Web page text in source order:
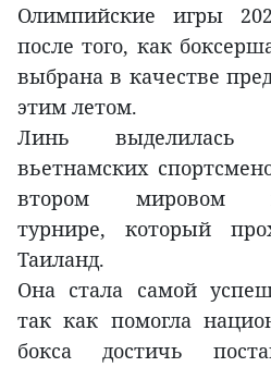
Олимпийские игры
после того, как
выбрана в качестве
этим летом.
Линь выделилась
вьетнамских
втором мировом
турнире, который
Таиланд.
Она стала самой
так как помогла
бокса достичь